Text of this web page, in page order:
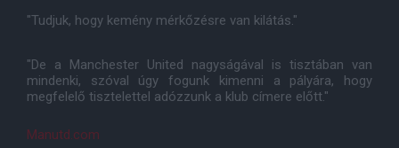
"Tudjuk, hogy kemény mérkőzésre van kilátás."
"De a Manchester United nagyságával is tisztában van
mindenki, szóval úgy fogunk kimenni a pályára, hogy
megfelelő tisztelettel adózzunk a klub címere előtt."
Manutd.com